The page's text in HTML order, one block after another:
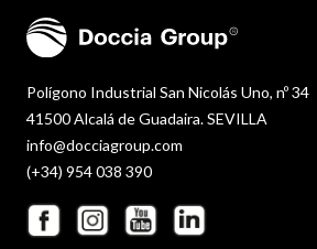
Polígono Industrial San Nicolás Uno, nº 34
41500 Alcalá de Guadaira. SEVILLA
info@docciagroup.com
(+34) 954 038 390